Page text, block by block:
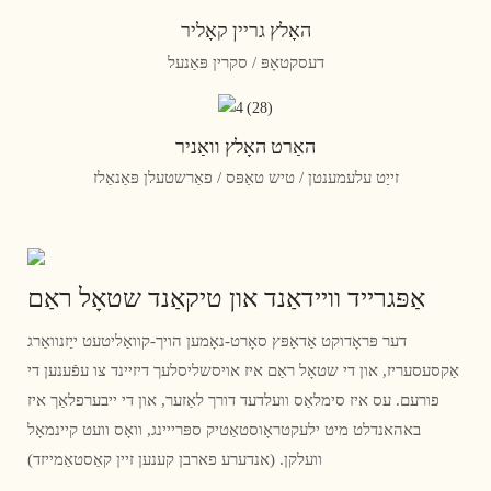
האָלץ גריין קאָליר
דעסקטאָפּ / סקרין פּאַנעל
האַרט האָלץ וואַניר
זייַט עלעמענטן / טיש טאַפּס / פאַרשטעלן פּאַנאַלז
אַפּגרייד וויידאַנד און טיקאַנד שטאָל ראַם
דער פּראָדוקט אַדאַפּץ סאָרט-נאָמען הויך-קוואַליטעט ייַזנוואַרג
אַקסעסעריז, און די שטאָל ראַם איז אויסשליסלעך דיזיינד צו עפֿענען די
פורעם. עס איז סימלאַס וועלדעד דורך לאַזער, און די ייבערפלאַך איז
באהאנדלט מיט ילעקטראָוסטאַטיק ספּרייינג, וואָס וועט קיינמאָל
וועלקן. (אנדערע פארבן קענען זיין קאַסטאַמייזד)